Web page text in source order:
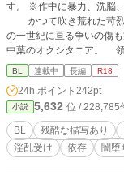
す。 ※作中に暴力、洗脳
かつて吹き荒れた苛烈
の一世紀に亘る争いの傷
中葉のオクシタニア。 領内の教会を夜中に掘り返していた〝女〟を捕えた、
との報せを受けた下級貴
と、そこにいたのは妖しい美貌の男。ジ
た二人が、行き着く先は正統か異端か。 参考文献/サ
w.gnosis.org/library/cathtx.htm 旧約聖書 明治元訳旧約聖書（1880年
wikisource.org/wiki/明治元訳旧約聖書 新約聖書 大正改
ps://ja.wikisource.org/wiki/大正改訳新約聖書
medievalfrenchroads.org/ ルネ・ネッリ 異端カタリ派の哲学 (叢書・ウニベルシ
BL 連載中 長編 R18
24h.ポイント 242pt
小説 5,632 位 / 228,785
BL 残酷な描写あり
淫乱受け
依存 闇堕